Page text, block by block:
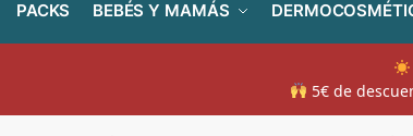
PACKS BEBÉS Y MAMÁS
5€ de